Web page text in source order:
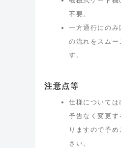
不要。
一方通行にのみ
の流れをスムー
す。
注意点等
仕様については
予告なく変更す
りますので予
さい。